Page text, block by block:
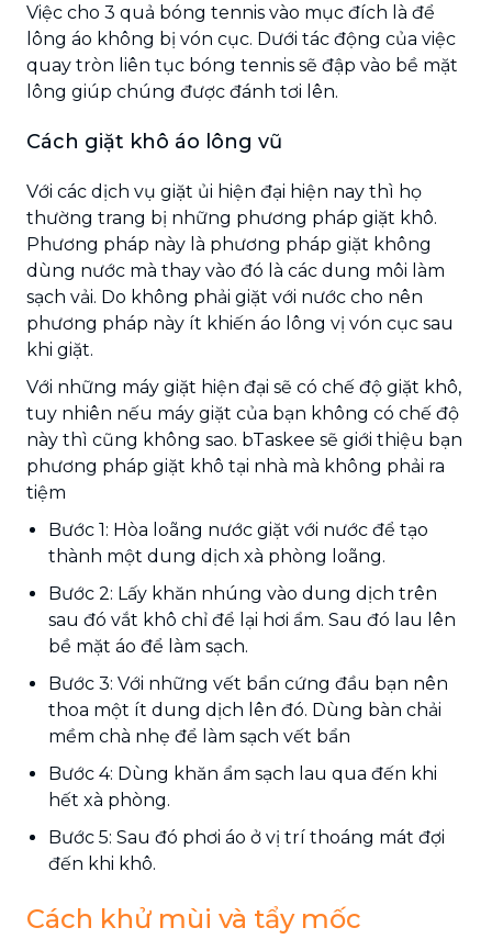
Việc cho 3 quả bóng tennis vào mục đích là để
lông áo không bị vón cục. Dưới tác động của việc
quay tròn liên tục bóng tennis sẽ đập vào bề mặt
lông giúp chúng được đánh tơi lên.
Cách giặt khô áo lông vũ
Với các dịch vụ giặt ủi hiện đại hiện nay thì họ
thường trang bị những phương pháp giặt khô.
Phương pháp này là phương pháp giặt không
dùng nước mà thay vào đó là các dung môi làm
sạch vải. Do không phải giặt với nước cho nên
phương pháp này ít khiến áo lông vị vón cục sau
khi giặt.
Với những máy giặt hiện đại sẽ có chế độ giặt khô,
tuy nhiên nếu máy giặt của bạn không có chế độ
này thì cũng không sao. bTaskee sẽ giới thiệu bạn
phương pháp giặt khô tại nhà mà không phải ra
tiệm
Bước 1: Hòa loãng nước giặt với nước để tạo
thành một dung dịch xà phòng loãng.
Bước 2: Lấy khăn nhúng vào dung dịch trên
sau đó vắt khô chỉ để lại hơi ẩm. Sau đó lau lên
bề mặt áo để làm sạch.
Bước 3: Với những vết bẩn cứng đầu bạn nên
thoa một ít dung dịch lên đó. Dùng bàn chải
mềm chà nhẹ để làm sạch vết bẩn
Bước 4: Dùng khăn ẩm sạch lau qua đến khi
hết xà phòng.
Bước 5: Sau đó phơi áo ở vị trí thoáng mát đợi
đến khi khô.
Cách khử mùi và tẩy mốc